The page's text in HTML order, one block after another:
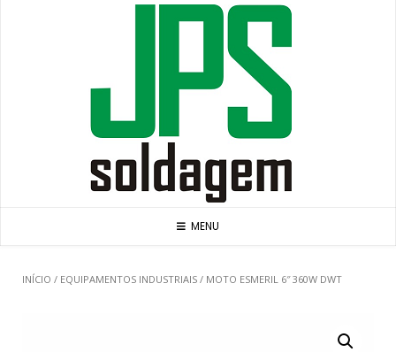
MENU
INÍCIO / EQUIPAMENTOS INDUSTRIAIS / MOTO ESMERIL 6″ 360W DWT